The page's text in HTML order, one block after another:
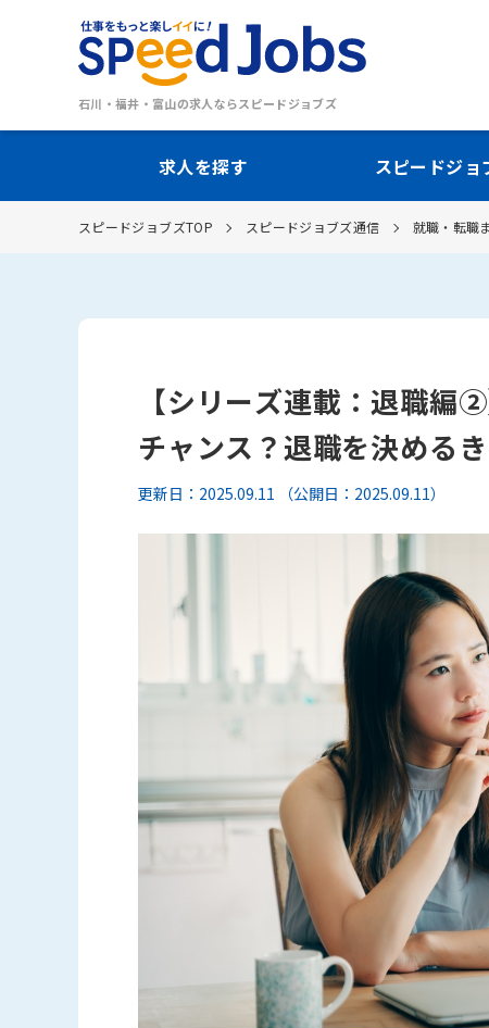
石川・福井・富山の求人ならスピードジョブズ
求人を探す スピードジョ
スピードジョブズTOP スピードジョブズ通信 就職・転職
【シリーズ連載：退職編
チャンス？退職を決める
更新日：2025.09.11 （公開日：2025.09.11）